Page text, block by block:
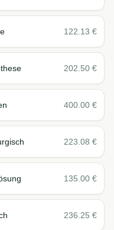
122.13 €
202.50 €
400.00 €
223.08 €
135.00 €
236.25 €